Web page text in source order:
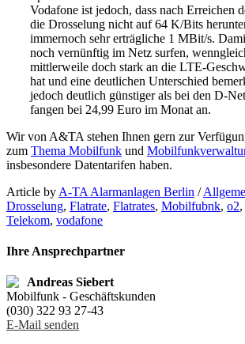
Vodafone ist jedoch, dass nach Erreichen
die Drosselung nicht auf 64 K/Bits
immernoch sehr erträgliche 1 MBit/s.
noch vernünftig im Netz surfen,
mittlerweile doch stark an die LTE-
hat und eine deutlichen Unterschied
jedoch deutlich günstiger als bei den D-
fangen bei 24,99 Euro im Monat an.
Wir von A&TA stehen Ihnen gern zur
zum Thema Mobilfunk und
insbesondere Datentarifen haben.
Article by A-TA Alarmanlagen Berlin /
Drosselung, Flatrate, Flatrates, Mobilfubnk, o2,
Telekom, vodafone
Ihre Ansprechpartner
Andreas Siebert
Mobilfunk - Geschäftskunden
(030) 322 93 27-43
E-Mail senden